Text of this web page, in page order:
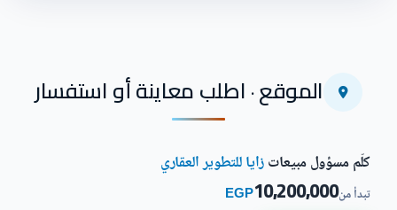
الموقع · اطلب معاينة أو استفسار
كلّم مسؤول مبيعاتزايا للتطوير العقاري
تبدأ من10,200,000
EGP